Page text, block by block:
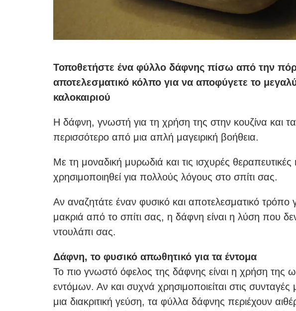
Τοποθετήστε ένα φύλλο δάφνης πίσω από την
αποτελεσματικό κόλπο για να αποφύγετε το
καλοκαιριού
Η δάφνη, γνωστή για τη χρήση της στην κουζίνα και
περισσότερο από μια απλή μαγειρική βοήθεια.
Με τη μοναδική μυρωδιά και τις ισχυρές
χρησιμοποιηθεί για πολλούς λόγους στο σπίτι σας.
Αν αναζητάτε έναν φυσικό και αποτελεσματικό τρόπο
μακριά από το σπίτι σας, η δάφνη είναι η λύση που
ντουλάπι σας.
Δάφνη, το φυσικό απωθητικό για τα έντομα
Το πιο γνωστό όφελος της δάφνης είναι η χρήση της
εντόμων. Αν και συχνά χρησιμοποιείται στις συνταγές
μια διακριτική γεύση, τα φύλλα δάφνης περιέχουν